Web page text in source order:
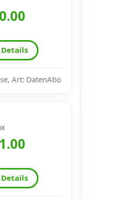
Art: DatenAbo